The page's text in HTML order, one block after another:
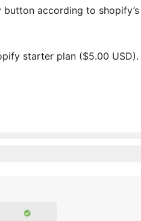
according to shopify’s
starter plan ($5.00 USD).